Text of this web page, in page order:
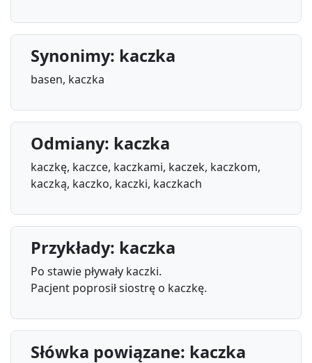
Synonimy: kaczka
basen, kaczka
Odmiany: kaczka
kaczkę, kaczce, kaczkami, kaczek, kaczkom,
kaczką, kaczko, kaczki, kaczkach
Przykłady: kaczka
Po stawie pływały kaczki.
Pacjent poprosił siostrę o kaczkę.
Słówka powiązane: kaczka